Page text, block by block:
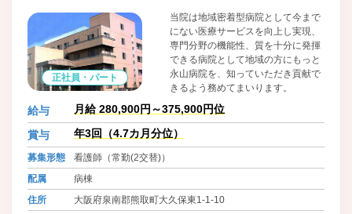
正社員・パート
当院は地域密着型病院として今まで
にない医療サービスを向上し実現、
専門分野の機能性、質を十分に発揮
できる病院として地域の方にもっと
永山病院を、知っていただき貢献で
きるよう務めてまいります。
給与 月給 280,900円～375,900円位
賞与 年3回（4.7カ月分位）
募集形態
看護師（常勤(2交替)）
配属
病棟
住所
大阪府泉南郡熊取町大久保東1-1-10